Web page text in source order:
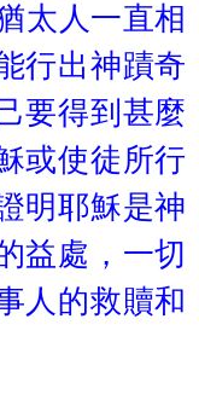
太人一直相
行出神蹟奇
要得到甚麼
或使徒所行
明耶穌是神
益處，一切
人的救贖和